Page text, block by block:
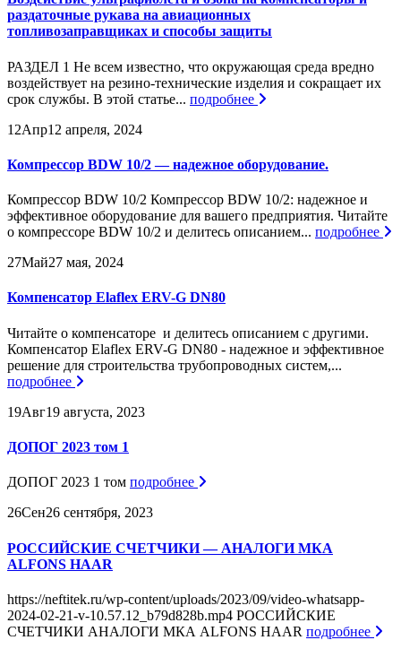
раздаточные рукава на авиационных
топливозаправщиках и способы защиты
РАЗДЕЛ 1 Не всем известно, что окружающая среда вредно
воздействует на резино-технические изделия и сокращает их
срок службы. В этой статье... подробнее
12Апр12 апреля, 2024
Компрессор BDW 10/2 — надежное оборудование.
Компрессор BDW 10/2 Компрессор BDW 10/2: надежное и
эффективное оборудование для вашего предприятия. Читайте
о компрессоре BDW 10/2 и делитесь описанием... подробнее
27Май27 мая, 2024
Компенсатор Elaflex ERV-G DN80
Читайте о компенсаторе и делитесь описанием с другими.
Компенсатор Elaflex ERV-G DN80 - надежное и эффективное
решение для строительства трубопроводных систем,...
подробнее
19Авг19 августа, 2023
ДОПОГ 2023 том 1
ДОПОГ 2023 1 том подробнее
26Сен26 сентября, 2023
РОССИЙСКИЕ СЧЕТЧИКИ — АНАЛОГИ МКА
ALFONS HAAR
https://neftitek.ru/wp-content/uploads/2023/09/video-whatsapp-
2024-02-21-v-10.57.12_b79d828b.mp4 РОССИЙСКИЕ
СЧЕТЧИКИ АНАЛОГИ МКА ALFONS HAAR подробнее